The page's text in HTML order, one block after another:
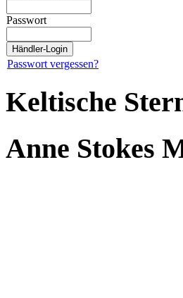
Passwort
Passwort vergessen?
Keltische
Anne Stokes